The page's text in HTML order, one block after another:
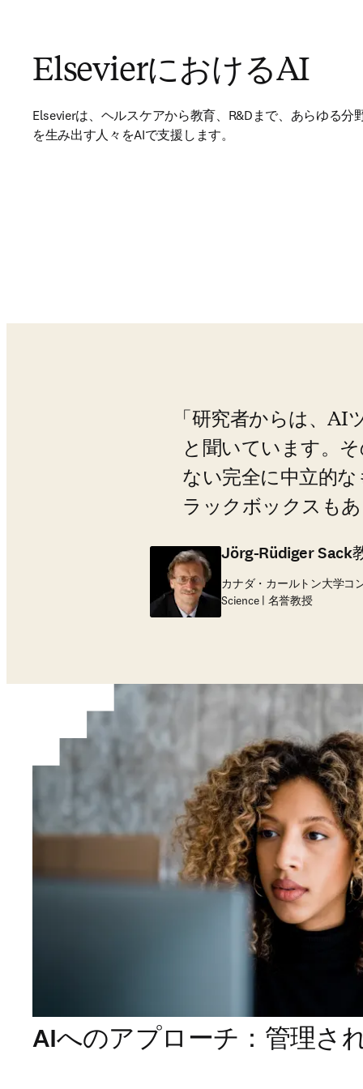
ElsevierにおけるAI
Elsevierは、ヘルスケアから教育、R&Dまで、あらゆる分
を生み出す人々をAIで支援します。
研究者からは、AI
と聞いています。
ない完全に中立的
ラックボックスもあ
Jörg-Rüdiger Sack
カナダ・カールトン大学コ
Science | 名誉教授
AIへのアプローチ：管理さ